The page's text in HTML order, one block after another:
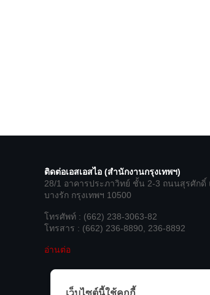
ติดต่อเอสเอสไอ (สำนักงานกรุงเทพฯ)
28/1 อาคารประภาวิทย์ ชั้น 2-3 ถนนสุรศักดิ์
บางรัก กรุงเทพฯ 10500
โทรศัพท์ : (662) 238-3063-82
โทรสาร : (662) 236-8890, 236-8892
อ่านต่อ
เว็บไซต์นี้ใช้คุกกี้